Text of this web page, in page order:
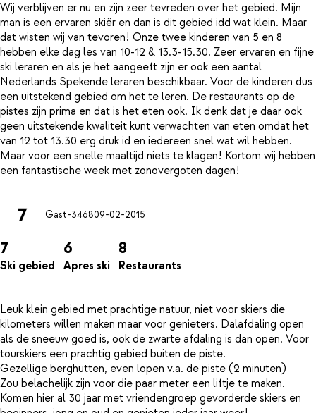
Wij verblijven er nu en zijn zeer tevreden over het gebied. Mijn
man is een ervaren skiër en dan is dit gebied idd wat klein. Maar
dat wisten wij van tevoren! Onze twee kinderen van 5 en 8
hebben elke dag les van 10-12 & 13.3-15.30. Zeer ervaren en fijne
ski leraren en als je het aangeeft zijn er ook een aantal
Nederlands Spekende leraren beschikbaar. Voor de kinderen dus
een uitstekend gebied om het te leren. De restaurants op de
pistes zijn prima en dat is het eten ook. Ik denk dat je daar ook
geen uitstekende kwaliteit kunt verwachten van eten omdat het
van 12 tot 13.30 erg druk id en iedereen snel wat wil hebben.
Maar voor een snelle maaltijd niets te klagen! Kortom wij hebben
7 Gast-346809-02-2015
7
Ski gebied
6
Apres ski
8
Restaurants
Leuk klein gebied met prachtige natuur, niet voor skiers die
kilometers willen maken maar voor genieters. Dalafdaling open
als de sneeuw goed is, ook de zwarte afdaling is dan open. Voor
tourskiers een prachtig gebied buiten de piste.
Gezellige berghutten, even lopen v.a. de piste (2 minuten)
Zou belachelijk zijn voor die paar meter een liftje te maken.
Komen hier al 30 jaar met vriendengroep gevorderde skiers en